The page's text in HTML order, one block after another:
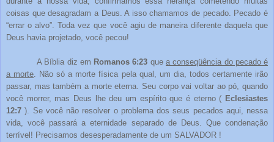
coisas que desagradam a Deus. A isso chamamos de pecado. Pecado é
“errar o alvo”. Toda vez que você agiu de maneira diferente daquela que
Deus havia projetado, você pecou!
A Bíblia diz em Romanos 6:23 que a conseqüência do pecado é
a morte. Não só a morte física pela qual, um dia, todos certamente irão
passar, mas também a morte eterna. Seu corpo vai voltar ao pó, quando
você morrer, mas Deus lhe deu um espírito que é eterno ( Eclesiastes
12:7 ). Se você não resolver o problema dos seus pecados aqui, nessa
vida, você passará a eternidade separado de Deus. Que condenação
terrível! Precisamos desesperadamente de um SALVADOR !